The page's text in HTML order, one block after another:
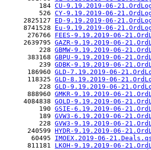
         184
CU-9.19.2019-06-
         526
CY-9.19.2019-06-
     2825127
ED-9.19.2019-06-
     8741528
Eu-9.19.2019-06-
      276766
FEES-9.19.2019-06-
     2639795
GAZR-9.19.2019-06-
         228
GBMW-9.19.2019-06-
      383168
GBPU-9.19.2019-06-
         239
GDBK-9.19.2019-06-
      186960
GLD-7.19.2019-06-
      118325
GLD-8.19.2019-06-
         228
GLD-9.19.2019-06-
      888960
GMKR-9.19.2019-06-
     4084838
GOLD-9.19.2019-06-
         190
GSIE-6.19.2019-06-
         189
GVW3-6.19.2019-06-
         228
GVW3-9.19.2019-06-
      240599
HYDR-9.19.2019-06-
       60495
IMOEX.2019-06-
      811181
LKOH-9.19.2019-06-